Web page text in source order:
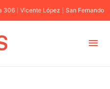
306 Vicente López San Fernando